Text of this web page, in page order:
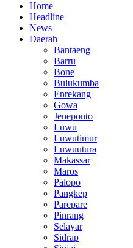
Home
Headline
News
Daerah
Bantaeng
Barru
Bone
Bulukumba
Enrekang
Gowa
Jeneponto
Luwu
Luwutimur
Luwuutura
Makassar
Maros
Palopo
Pangkep
Parepare
Pinrang
Selayar
Sidrap